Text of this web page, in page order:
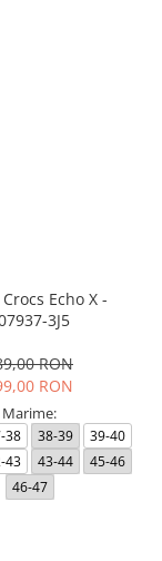
Echo X -
3J5
RON
RON
Marime:
38 38-39
39-40
43 43-44
45-46
46-47